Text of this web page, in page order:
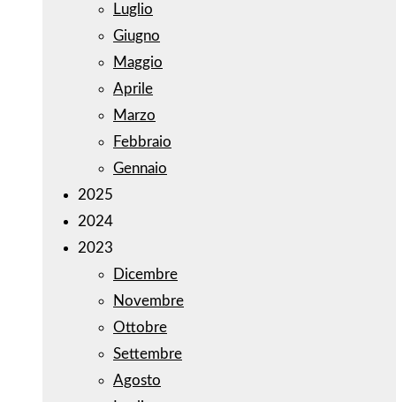
Luglio
Giugno
Maggio
Aprile
Marzo
Febbraio
Gennaio
2025
2024
2023
Dicembre
Novembre
Ottobre
Settembre
Agosto